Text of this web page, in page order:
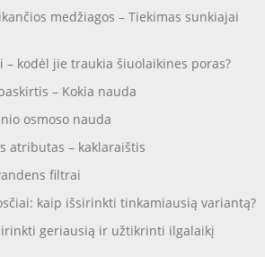
medžiagos – Tiekimas sunkiajai
– kodėl jie traukia šiuolaikines poras?
– Kokia nauda
osmoso nauda
atributas – kaklaraištis
filtrai
kaip išsirinkti tinkamiausią variantą?
geriausią ir užtikrinti ilgalaikį